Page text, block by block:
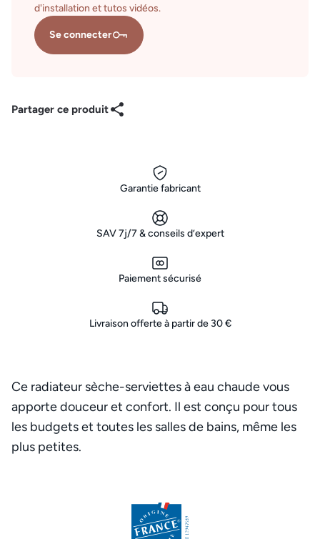
d'installation et tutos vidéos.
Se connecter
Partager ce produit
Garantie fabricant
SAV 7j/7 & conseils d’expert
Paiement sécurisé
Livraison offerte à partir de 30 €
Ce radiateur sèche-serviettes à eau chaude vous
apporte douceur et confort. Il est conçu pour tous
les budgets et toutes les salles de bains, même les
plus petites.